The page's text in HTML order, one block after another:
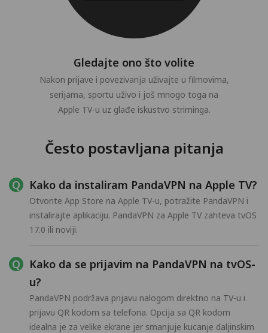
Gledajte ono što volite
Nakon prijave i povezivanja uživajte u filmovima,
serijama, sportu uživo i još mnogo toga na
Apple TV-u uz glađe iskustvo striminga.
Često postavljana pitanja
Kako da instaliram PandaVPN na Apple TV?
Otvorite App Store na Apple TV-u, potražite PandaVPN i
instalirajte aplikaciju. PandaVPN za Apple TV zahteva tvOS
17.0 ili noviji.
Kako da se prijavim na PandaVPN na tvOS-
u?
PandaVPN podržava prijavu nalogom direktno na TV-u i
prijavu QR kodom sa telefona. Opcija sa QR kodom
idealna je za velike ekrane jer smanjuje kucanje daljinskim